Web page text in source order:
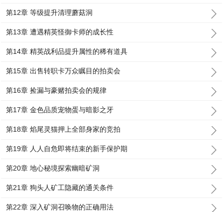
第12章 等级提升清理蘑菇洞
第13章 遭遇精英怪御卡师的成长性
第14章 精英战利品提升属性的稀有道具
第15章 出售转职卡万众瞩目的拍卖会
第16章 捡漏与豪赌拍卖会的规律
第17章 金色品质宠物蛋与暗影之牙
第18章 焰尾灵猫押上全部身家的竞拍
第19章 人人自危即将结束的新手保护期
第20章 地心秘境探索幽暗矿洞
第21章 狗头人矿工隐藏的通关条件
第22章 深入矿洞召唤物的正确用法